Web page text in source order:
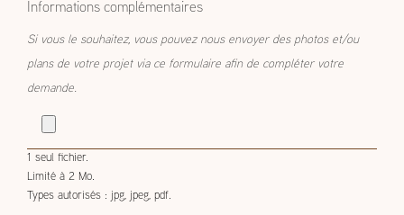
Informations complémentaires
Si vous le souhaitez, vous pouvez nous envoyer des photos et/ou
plans de votre projet via ce formulaire afin de compléter votre
demande.
1 seul fichier.
Limité à 2 Mo.
Types autorisés : jpg, jpeg, pdf.